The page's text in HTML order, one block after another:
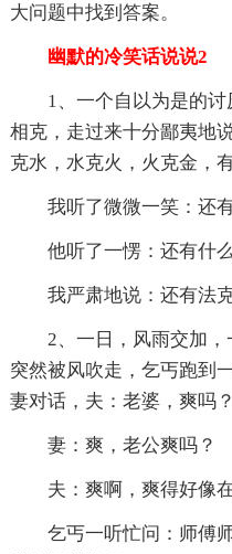
大问题中找到答案。
幽默的冷笑话说说2
1、一个自以为是的
相克，走过来十分鄙夷地
克水，水克火，火克金，
我听了微微一笑：还
他听了一愣：还有什
我严肃地说：还有法
2、一日，风雨交加，
突然被风吹走，乞丐跑到
妻对话，夫：老婆，爽吗？
妻：爽，老公爽吗？
夫：爽啊，爽得好像
乞丐一听忙问：师傅